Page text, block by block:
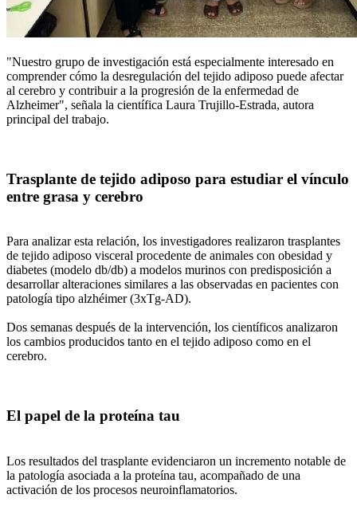
"Nuestro grupo de investigación está especialmente interesado en
comprender cómo la desregulación del tejido adiposo puede afectar
al cerebro y contribuir a la progresión de la enfermedad de
Alzheimer", señala la científica Laura Trujillo-Estrada, autora
principal del trabajo.
Trasplante de tejido adiposo para estudiar el vínculo
entre grasa y cerebro
Para analizar esta relación, los investigadores realizaron trasplantes
de tejido adiposo visceral procedente de animales con obesidad y
diabetes (modelo db/db) a modelos murinos con predisposición a
desarrollar alteraciones similares a las observadas en pacientes con
patología tipo alzhéimer (3xTg-AD).
Dos semanas después de la intervención, los científicos analizaron
los cambios producidos tanto en el tejido adiposo como en el
cerebro.
El papel de la proteína tau
Los resultados del trasplante evidenciaron un incremento notable de
la patología asociada a la proteína tau, acompañado de una
activación de los procesos neuroinflamatorios.